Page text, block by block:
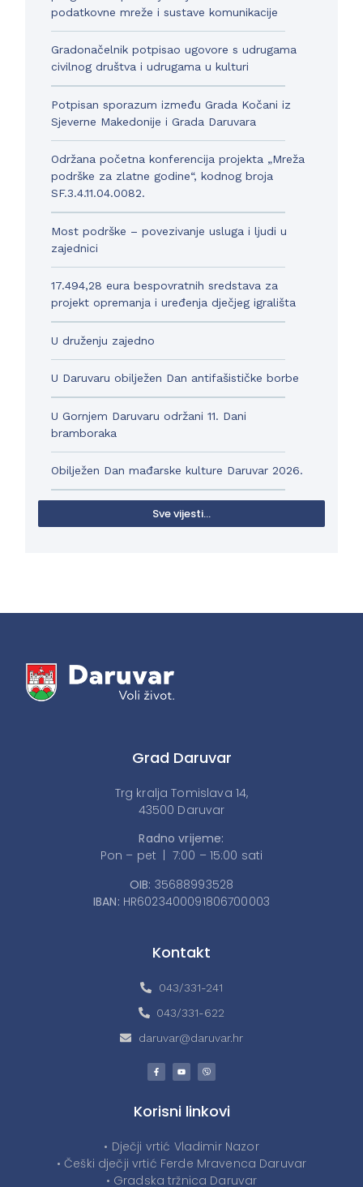
podatkovne mreže i sustave komunikacije
Gradonačelnik potpisao ugovore s udrugama
civilnog društva i udrugama u kulturi
Potpisan sporazum između Grada Kočani iz
Sjeverne Makedonije i Grada Daruvara
Održana početna konferencija projekta „Mreža
podrške za zlatne godine“, kodnog broja
SF.3.4.11.04.0082.
Most podrške – povezivanje usluga i ljudi u
zajednici
17.494,28 eura bespovratnih sredstava za
projekt opremanja i uređenja dječjeg igrališta
U druženju zajedno
U Daruvaru obilježen Dan antifašističke borbe
U Gornjem Daruvaru održani 11. Dani
bramboraka
Obilježen Dan mađarske kulture Daruvar 2026.
Sve vijesti...
Grad Daruvar
Trg kralja Tomislava 14,
43500 Daruvar
Radno vrijeme:
Pon – pet | 7:00 – 15:00 sati
OIB: 35688993528
IBAN: HR6023400091806700003
Kontakt
043/331-241
043/331-622
daruvar@daruvar.hr
Korisni linkovi
• Dječji vrtić Vladimir Nazor
• Češki dječji vrtić Ferde Mravenca Daruvar
• Gradska tržnica Daruvar